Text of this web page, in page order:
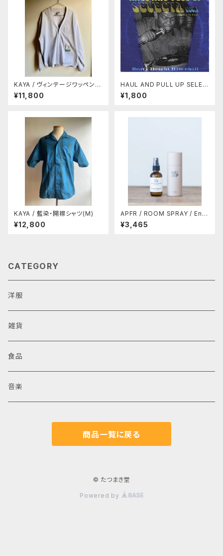
KAYA / ヴィンテージワッペン付
きカーディガン
¥11,800
HAUL AND PULL UP SELEC
TA Vol.1 / COJIE (MIX CD)
¥1,800
KAYA / 藍染・開襟シャツ(M)
¥12,800
APFR / ROOM SPRAY / Endl
ess Summer (10% OFF)
¥3,465
CATEGORY
洋服
雑貨
食品
音楽
商品一覧に戻る
© たつまき堂
Powered by